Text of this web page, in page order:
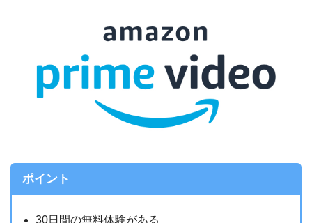
ポイント
30日間の無料体験がある